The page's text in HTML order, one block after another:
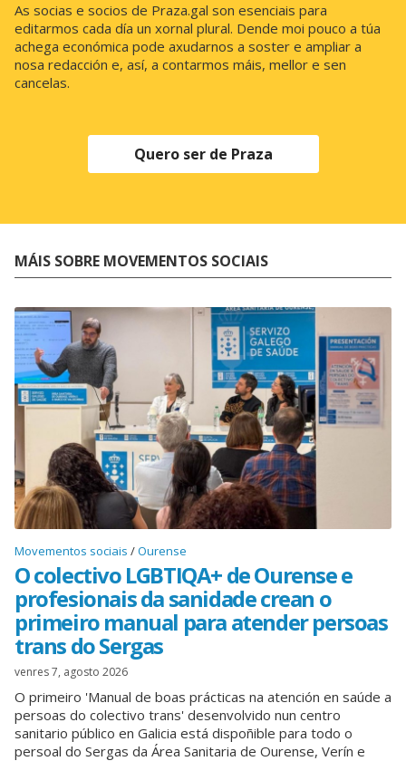
As socias e socios de Praza.gal son esenciais para
editarmos cada día un xornal plural. Dende moi pouco a túa
achega económica pode axudarnos a soster e ampliar a
nosa redacción e, así, a contarmos máis, mellor e sen
cancelas.
Quero ser de Praza
MÁIS SOBRE MOVEMENTOS SOCIAIS
Movementos sociais Ourense
O colectivo LGBTIQA+ de Ourense e
profesionais da sanidade crean o
primeiro manual para atender persoas
trans do Sergas
venres 7, agosto 2026
O primeiro 'Manual de boas prácticas na atención en saúde a
persoas do colectivo trans' desenvolvido nun centro
sanitario público en Galicia está dispoñible para todo o
persoal do Sergas da Área Sanitaria de Ourense, Verín e